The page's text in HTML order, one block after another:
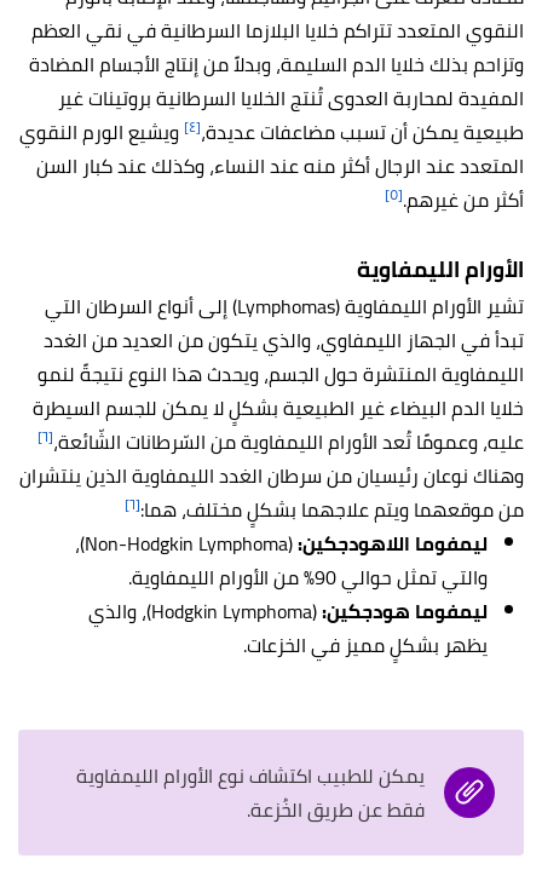
النقوي المتعدد تتراكمخلايا البلازما السرطانية في نقي العظم
وتزاحم بذلك خلايا الدم السليمة، وبدلاً من إنتاج الأجسام المضادة
المفيدة لمحاربة العدوى تُنتج الخلايا السرطانية بروتينات غير
طبيعية يمكن أن تسبب مضاعفات عديدة،[٤]
ويشيع الورم النقوي
المتعدد عند الرجال أكثر منه عند النساء، وكذلك عند كبار السن
أكثر من غيرهم.[٥]
الأورام الليمفاوية
تشير الأورام الليمفاوية (Lymphomas) إلى أنواع السرطان التي
تبدأ في الجهاز الليمفاوي، والذي يتكون من العديد من الغدد
الليمفاوية المنتشرة حول الجسم، ويحدث هذا النوع نتيجةً لنمو
خلايا الدم البيضاء غير الطبيعية بشكلٍ لا يمكن للجسم السيطرة
عليه، وعمومًا تُعد الأورام الليمفاوية من السّرطانات الشّائعة،[٦]
وهناك نوعان رئيسيان من سرطان الغدد الليمفاوية الذين ينتشران
من موقعهما ويتم علاجهما بشكلٍ مختلف، هما:[٦]
ليمفوما اللاهودجكين:
(Non-Hodgkin Lymphoma)،
والتي تمثل حوالي 90% من الأورام الليمفاوية.
ليمفوما هودجكين:
(Hodgkin Lymphoma)، والذي
يظهر بشكلٍ مميز في الخزعات.
يمكن للطبيب اكتشاف نوع الأورام الليمفاوية
فقط عن طريق الخُزعة.